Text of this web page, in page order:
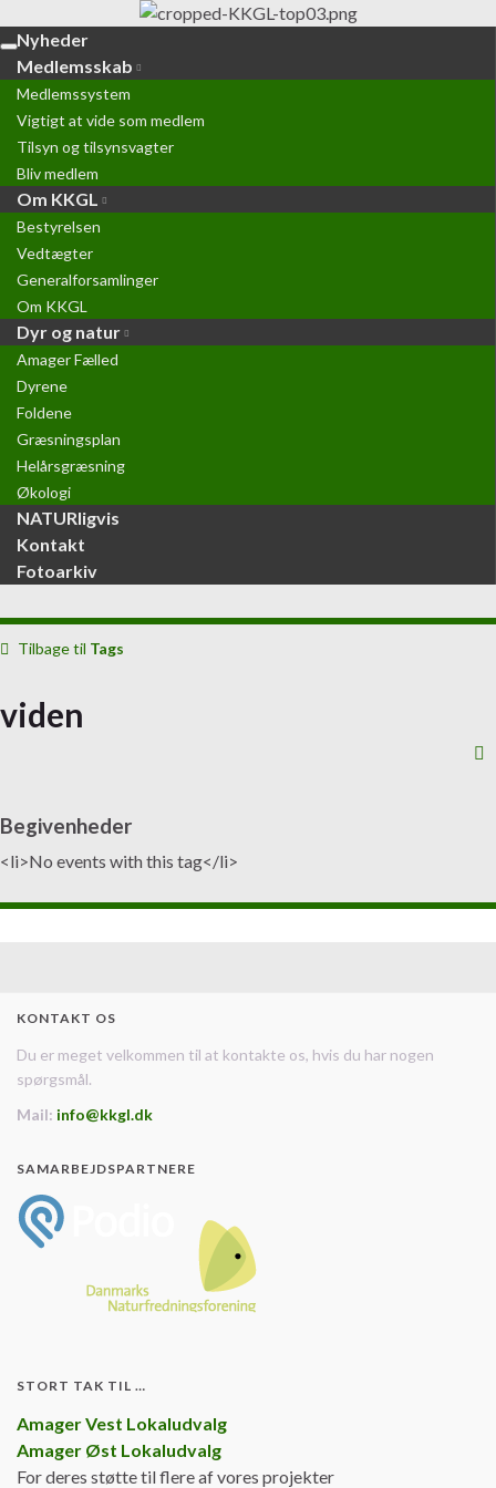
Toggle
navigation
Nyheder
Medlemsskab
Medlemssystem
Vigtigt at vide som medlem
Tilsyn og tilsynsvagter
Bliv medlem
Om KKGL
Bestyrelsen
Vedtægter
Generalforsamlinger
Om KKGL
Dyr og natur
Amager Fælled
Dyrene
Foldene
Græsningsplan
Helårsgræsning
Økologi
NATURligvis
Kontakt
Fotoarkiv
Tilbage til Tags
viden
Begivenheder
<li>No events with this tag</li>
KONTAKT OS
Du er meget velkommen til at kontakte os, hvis du har nogen
spørgsmål.
Mail: info@kkgl.dk
SAMARBEJDSPARTNERE
STORT TAK TIL …
Amager Vest Lokaludvalg
Amager Øst Lokaludvalg
For deres støtte til flere af vores projekter